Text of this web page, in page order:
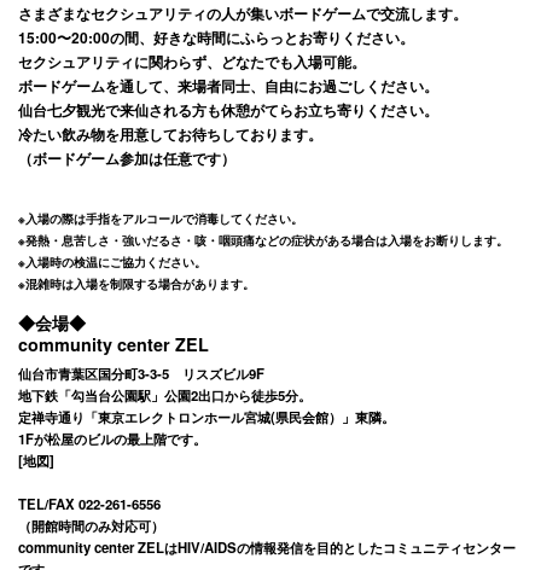
さまざまなセクシュアリティの人が集いボードゲームで交流します。
15:00〜20:00の間、好きな時間にふらっとお寄りください。
セクシュアリティに関わらず、どなたでも入場可能。
ボードゲームを通して、来場者同士、自由にお過ごしください。
仙台七夕観光で来仙される方も休憩がてらお立ち寄りください。
冷たい飲み物を用意してお待ちしております。
（ボードゲーム参加は任意です）
※入場の際は手指をアルコールで消毒してください。
※発熱・息苦しさ・強いだるさ・咳・咽頭痛などの症状がある場合は入場をお断りします。
※入場時の検温にご協力ください。
※混雑時は入場を制限する場合があります。
◆会場◆
community center ZEL
仙台市青葉区国分町3-3-5 リスズビル9F
地下鉄「勾当台公園駅」公園2出口から徒歩5分。
定禅寺通り「東京エレクトロンホール宮城(県民会館）」東隣。
1Fが松屋のビルの最上階です。
[地図]
TEL/FAX 022-261-6556
（開館時間のみ対応可）
community center ZELはHIV/AIDSの情報発信を目的としたコミュニティセンター